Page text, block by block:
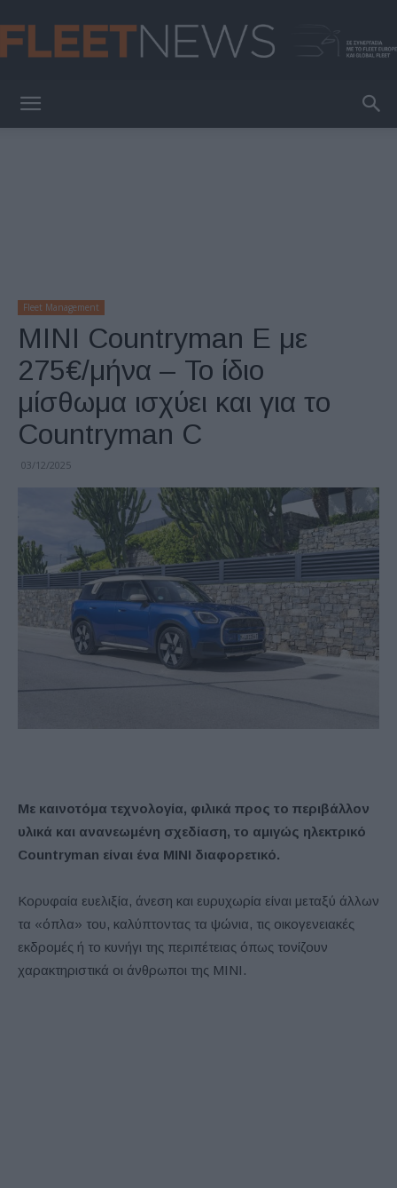
Fleet Management
MINI Countryman Ε με
275€/μήνα – Το ίδιο
μίσθωμα ισχύει και για το
Countryman C
03/12/2025
Με καινοτόμα τεχνολογία, φιλικά προς το περιβάλλον
υλικά και ανανεωμένη σχεδίαση, το αμιγώς ηλεκτρικό
Countryman είναι ένα MINI διαφορετικό.
Κορυφαία ευελιξία, άνεση και ευρυχωρία είναι μεταξύ άλλων
τα «όπλα» του, καλύπτοντας τα ψώνια, τις οικογενειακές
εκδρομές ή το κυνήγι της περιπέτειας όπως τονίζουν
χαρακτηριστικά οι άνθρωποι της ΜΙΝΙ.